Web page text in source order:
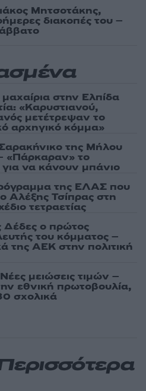
Μητσοτάκης,
διακοπές του –
στην Ελπίδα
«Καρυστιανού,
μετέτρεψαν το
αρχηγικό κόμμα»
της Μήλου
«Πάρκαραν» το
για να κάνουν μπάνιο
της ΕΛΑΣ που
Αλέξης Τσίπρας στη
τετραετίας
ο πρώτος
του κόμματος –
της ΑΕΚ στην πολιτική
μειώσεις τιμών –
εθνική πρωτοβουλία,
σχολικά